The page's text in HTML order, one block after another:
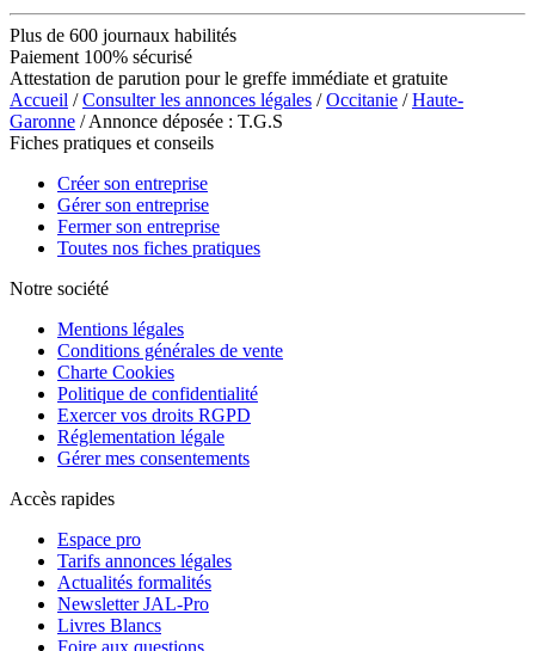
Plus de 600 journaux habilités
Paiement 100% sécurisé
Attestation de parution pour le greffe immédiate et gratuite
Accueil /Consulter les annonces légales /Occitanie /Haute-
Garonne / Annonce déposée : T.G.S
Fiches pratiques et conseils
Créer son entreprise
Gérer son entreprise
Fermer son entreprise
Toutes nos fiches pratiques
Notre société
Mentions légales
Conditions générales de vente
Charte Cookies
Politique de confidentialité
Exercer vos droits RGPD
Réglementation légale
Gérer mes consentements
Accès rapides
Espace pro
Tarifs annonces légales
Actualités formalités
Newsletter JAL-Pro
Livres Blancs
Foire aux questions